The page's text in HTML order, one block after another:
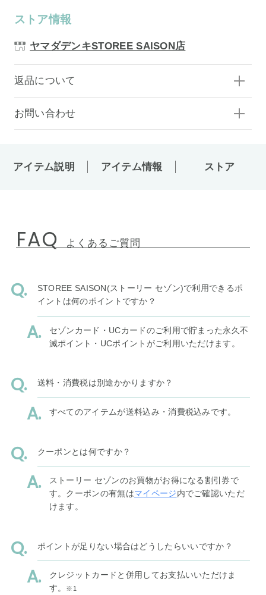
ストア情報
ヤマダデンキSTOREE SAISON店
返品について
お問い合わせ
アイテム説明 アイテム情報 ストア
FAQ よくあるご質問
STOREE SAISON(ストーリー セゾン)で利用できるポ
イントは何のポイントですか？
セゾンカード・UCカードのご利用で貯まった永久不
滅ポイント・UCポイントがご利用いただけます。
送料・消費税は別途かかりますか？
すべてのアイテムが送料込み・消費税込みです。
クーポンとは何ですか？
ストーリー セゾンのお買物がお得になる割引券で
す。クーポンの有無はマイページ内でご確認いただ
けます。
ポイントが足りない場合はどうしたらいいですか？
クレジットカードと併用してお支払いいただけま
す。
※1